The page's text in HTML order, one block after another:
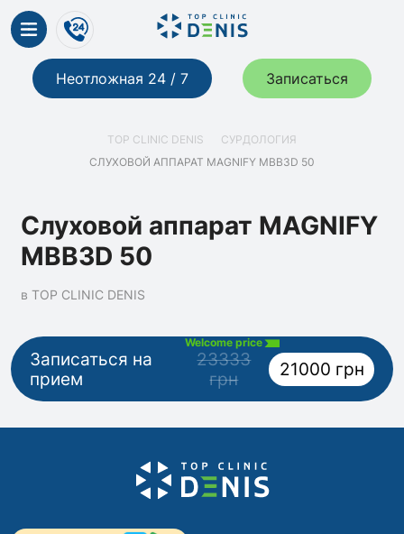
Неотложная 24 / 7 Записаться
TOP CLINIC DENIS
СУРДОЛОГИЯ
СЛУХОВОЙ АППАРАТ MAGNIFY MBB3D 50
Слуховой аппарат MAGNIFY
MBB3D 50
в TOP CLINIC DENIS
Записаться на
прием
Welcome price
23333
грн
21000 грн